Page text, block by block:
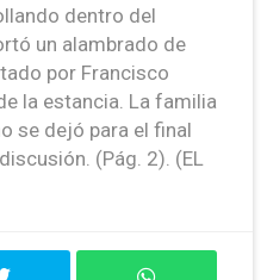
dentro del
un alambrado de
por Francisco
la estancia. La familia
se dejó para el final
(Pág. 2). (EL